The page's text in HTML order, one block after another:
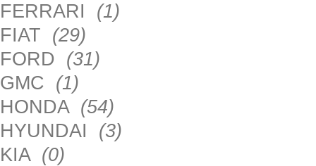
FERRARI (1)
FIAT (29)
FORD (31)
GMC (1)
HONDA (54)
HYUNDAI (3)
KIA (0)